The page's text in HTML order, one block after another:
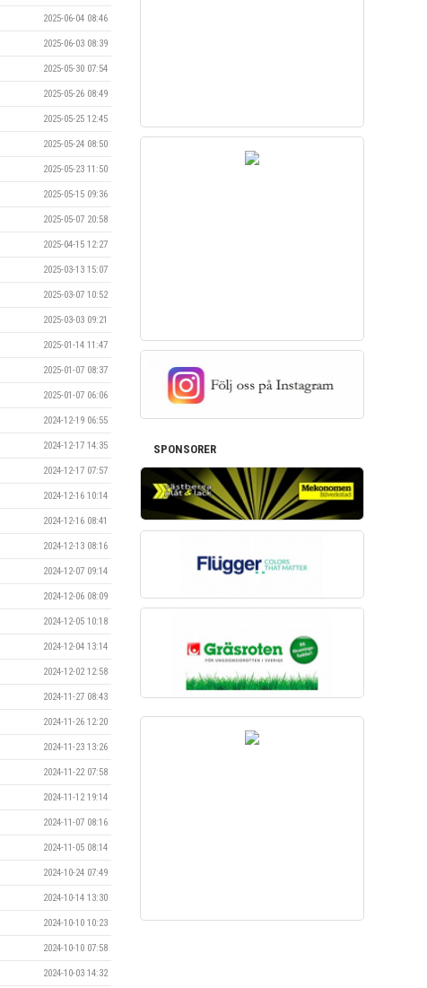
2025-06-04 08:46
2025-06-03 08:39
2025-05-30 07:54
2025-05-26 08:49
2025-05-25 12:45
2025-05-24 08:50
2025-05-23 11:50
2025-05-15 09:36
2025-05-07 20:58
2025-04-15 12:27
2025-03-13 15:07
2025-03-07 10:52
2025-03-03 09:21
2025-01-14 11:47
2025-01-07 08:37
2025-01-07 06:06
2024-12-19 06:55
2024-12-17 14:35
2024-12-17 07:57
2024-12-16 10:14
2024-12-16 08:41
2024-12-13 08:16
2024-12-07 09:14
2024-12-06 08:09
2024-12-05 10:18
2024-12-04 13:14
2024-12-02 12:58
2024-11-27 08:43
2024-11-26 12:20
2024-11-23 13:26
2024-11-22 07:58
2024-11-12 19:14
2024-11-07 08:16
2024-11-05 08:14
2024-10-24 07:49
2024-10-14 13:30
2024-10-10 10:23
2024-10-10 07:58
2024-10-03 14:32
SPONSORER